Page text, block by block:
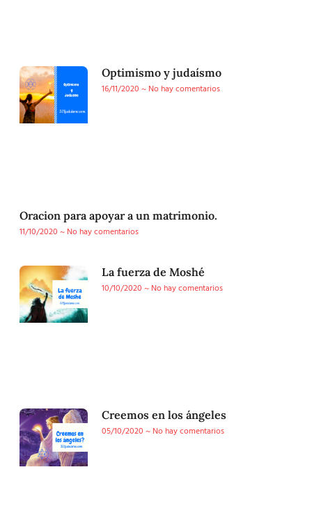
Optimismo y judaísmo
16/11/2020
No hay comentarios
Oracion para apoyar a un matrimonio.
11/10/2020
No hay comentarios
La fuerza de Moshé
10/10/2020
No hay comentarios
Creemos en los ángeles
05/10/2020
No hay comentarios